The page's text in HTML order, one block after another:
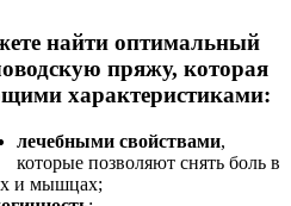
найти оптимальный
пряжу, которая
характеристиками:
лечебными свойствами,
которые позволяют снять боль в
и мышцах;